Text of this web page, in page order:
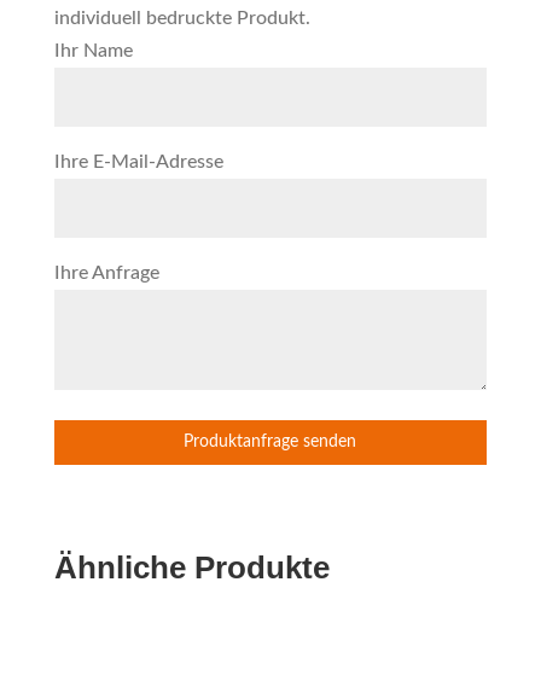
individuell bedruckte Produkt.
Ihr Name
Ihre E-Mail-Adresse
Ihre Anfrage
Ähnliche Produkte